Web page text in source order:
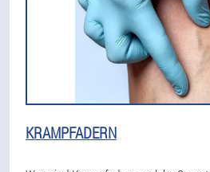
KRAMPFADERN